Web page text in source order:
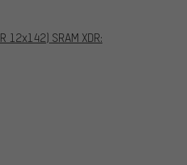
12x142) SRAM XDR: